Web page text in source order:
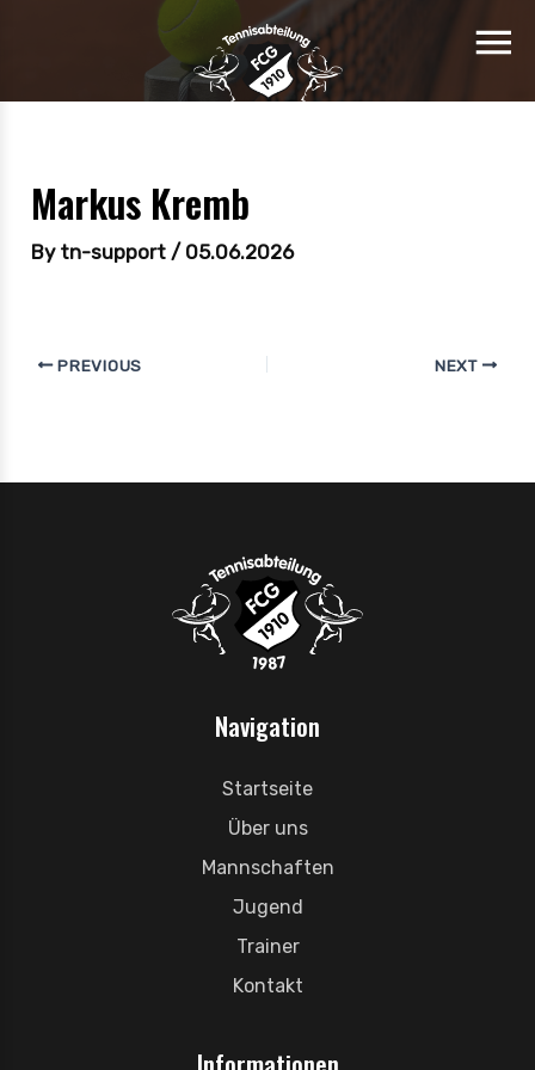
Markus Kremb
By tn-support / 05.06.2026
PREVIOUS NEXT
Navigation
Startseite
Über uns
Mannschaften
Jugend
Trainer
Kontakt